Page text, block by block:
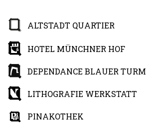
ALTSTADT QUARTIER
HOTEL MÜNCHNER HOF
DEPENDANCE BLAUER TURM
LITHOGRAFIE WERKSTATT
PINAKOTHEK